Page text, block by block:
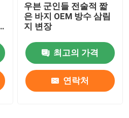
우븐 군인들 전술적 짧
은 바지 OEM 방수 삼림
지 변장
최고의 가격
연락처